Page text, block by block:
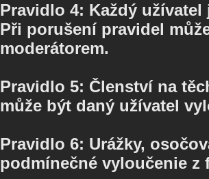
Pravidlo 4: Každý
Při porušení pravidel
moderátorem.
Pravidlo 5: Členství na
může být daný užívatel
Pravidlo 6: Urážky,
podmínečné vyloučenie z